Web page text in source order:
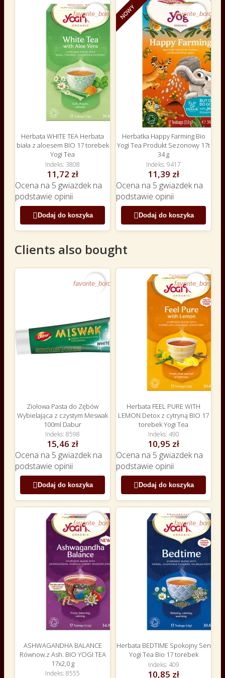
favorite_border
Herbata WHITE TEA Herbata
biała z aloesem BIO 17 torebek
Yogi Tea
Indeks 3808
11,72 zł
Ocena na 5 gwiazdek na
podstawie opinii
Dodaj do koszyka
NOWY favorite_border
Herbatka Happy Farming Bio
Yogi Tea Produkt Sezonowy 17t
34 g
Indeks 9417
11,39 zł
Ocena na 5 gwiazdek na
podstawie opinii
Dodaj do koszyka
Clients also bought
favorite_border
Ziołowa Pasta do Zębów
Wybielająca z czystym Meswak
100ml Dabur
Indeks 8598
15,46 zł
Ocena na 5 gwiazdek na
podstawie opinii
 Dodaj do koszyka
favorite_border
Herbata FEEL PURE WITH
LEMON Detox z cytryną BIO 17
torebek Yogi Tea
Indeks 490
10,95 zł
Ocena na 5 gwiazdek na
podstawie opinii
 Dodaj do koszyka
favorite_border
ASHWAGANDHA BALANCE
Równow.z Ash. BIO YOGI TEA
17x2,0 g
Indeks 8555
favorite_border
Herbata BEDTIME Spokojny Sen
Yogi Tea Bio 17 torebek
Indeks 409
10,85 zł